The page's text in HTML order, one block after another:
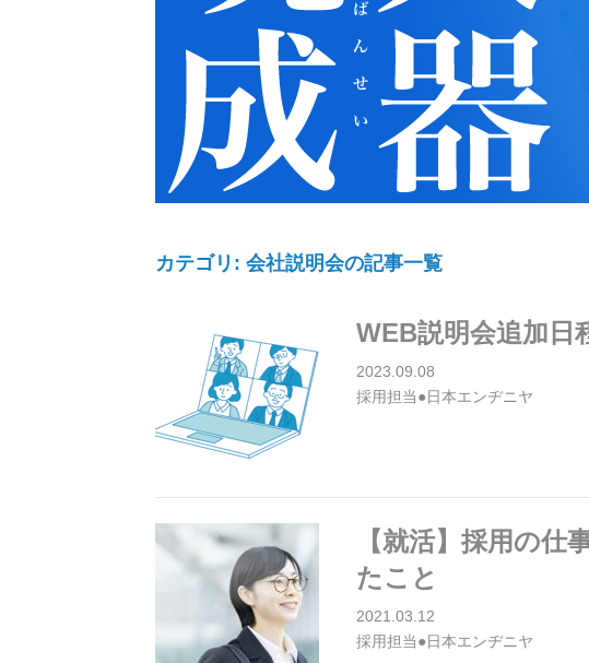
カテゴリ: 会社説明会の記事一覧
WEB説明会追加日
2023.09.08
採用担当●日本エンヂニヤ
【就活】採用の仕
たこと
2021.03.12
採用担当●日本エンヂニヤ